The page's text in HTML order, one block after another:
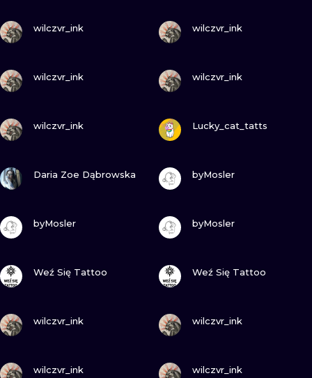
wilczvr_ink wilczvr_ink
wilczvr_ink wilczvr_ink
wilczvr_ink Lucky_cat_tatts
Daria Zoe Dąbrowska byMosler
byMosler byMosler
Weź Się Tattoo Weź Się Tattoo
wilczvr_ink wilczvr_ink
wilczvr_ink wilczvr_ink